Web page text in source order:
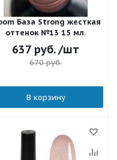
База Strong жесткая
оттенок №13 15 мл.
637 руб. /шт
670руб.
В корзину